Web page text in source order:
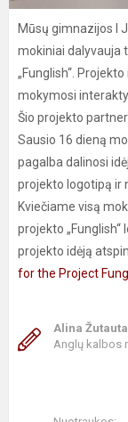
Mūsų gimnazijos I
mokiniai dalyvauja
„Funglish“.
mokymosi
Šio projekto
Sausio 16 dieną
pagalba dalinosi
projekto logotipą ir
Kviečiame visą
projekto
projekto idėją
for the Project
Alina
Anglų kalbos